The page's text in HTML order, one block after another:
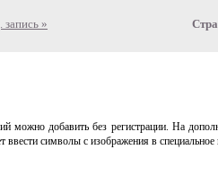
запись »
можно добавить без регистрации. На
ввести символы с изображения в специальное